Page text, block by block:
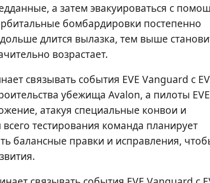
а затем эвакуироваться с
бомбардировки постепенно
длится вылазка, тем выше
возрастает.
связывать события EVE Vanguard с
убежища Avalon, а пилоты EVE
атакуя специальные конвои и
тестирования команда планирует
балансные правки и исправления,